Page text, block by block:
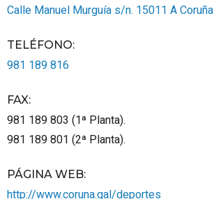
Calle Manuel Murguía s/n. 15011 A Coruña
TELÉFONO:
981 189 816
FAX:
981 189 803 (1ª Planta).
981 189 801 (2ª Planta).
PÁGINA WEB:
http://www.coruna.gal/deportes